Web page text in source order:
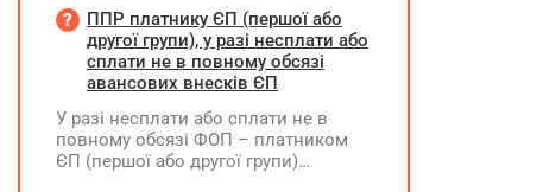
згідно з нормами КЗпП?
ППР платнику ЄП (першої або
другої групи), у разі несплати або
сплати не в повному обсязі
авансових внесків ЄП
У разі несплати або сплати не в
повному обсязі ФОП – платником
ЄП (першої або другої групи)